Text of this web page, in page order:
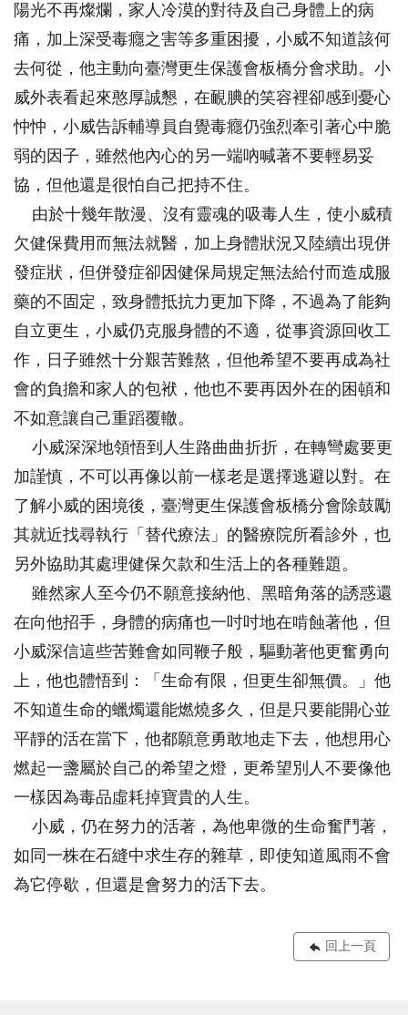
陽光不再燦爛，家人冷漠的對待及自己身體上的病
痛，加上深受毒癮之害等多重困擾，小威不知道該何
去何從，他主動向臺灣更生保護會板橋分會求助。小
威外表看起來憨厚誠懇，在靦腆的笑容裡卻感到憂心
忡忡，小威告訴輔導員自覺毒癮仍強烈牽引著心中脆
弱的因子，雖然他內心的另一端吶喊著不要輕易妥
協，但他還是很怕自己把持不住。
由於十幾年散漫、沒有靈魂的吸毒人生，使小威積
欠健保費用而無法就醫，加上身體狀況又陸續出現併
發症狀，但併發症卻因健保局規定無法給付而造成服
藥的不固定，致身體抵抗力更加下降，不過為了能夠
自立更生，小威仍克服身體的不適，從事資源回收工
作，日子雖然十分艱苦難熬，但他希望不要再成為社
會的負擔和家人的包袱，他也不要再因外在的困頓和
不如意讓自己重蹈覆轍。
小威深深地領悟到人生路曲曲折折，在轉彎處要更
加謹慎，不可以再像以前一樣老是選擇逃避以對。在
了解小威的困境後，臺灣更生保護會板橋分會除鼓勵
其就近找尋執行「替代療法」的醫療院所看診外，也
另外協助其處理健保欠款和生活上的各種難題。
雖然家人至今仍不願意接納他、黑暗角落的誘惑還
在向他招手，身體的病痛也一吋吋地在啃蝕著他，但
小威深信這些苦難會如同鞭子般，驅動著他更奮勇向
上，他也體悟到：「生命有限，但更生卻無價。」他
不知道生命的蠟燭還能燃燒多久，但是只要能開心並
平靜的活在當下，他都願意勇敢地走下去，他想用心
燃起一盞屬於自己的希望之燈，更希望別人不要像他
一樣因為毒品虛耗掉寶貴的人生。
小威，仍在努力的活著，為他卑微的生命奮鬥著，
如同一株在石縫中求生存的雜草，即使知道風雨不會
為它停歇，但還是會努力的活下去。
回上一頁